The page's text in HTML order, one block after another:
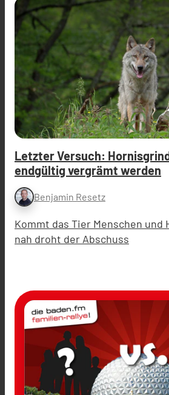
Letzter Versuch:
endgültig vergrämt werden
Benjamin Resetz
Kommt das Tier Menschen und
nah droht der Abschuss